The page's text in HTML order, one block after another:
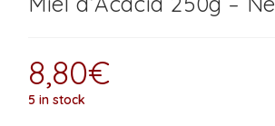
8,80€
5 in stock